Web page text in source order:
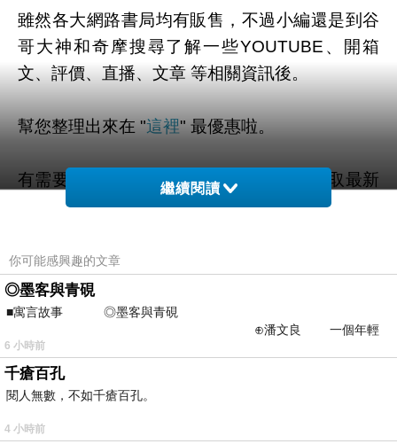
雖然各大網路書局均有販售，不過小編還是到谷
哥大神和奇摩搜尋了解一些YOUTUBE、開箱
文、評價、直播、文章 等相關資訊後。
幫您整理出來在 "這裡" 最優惠啦。
有需要的粉粉可以點擊連結或按鈕就能獲取最新
的優惠折扣訊息啦~
=>點此取得優惠<=
繼續閱讀
你可能感興趣的文章
◎墨客與青硯
■寓言故事 ◎墨客與青硯
⊕潘文良 一個年輕
的墨客，在京城的古玩肆裡
6 小時前
千瘡百孔
閱人無數，不如千瘡百孔。
4 小時前